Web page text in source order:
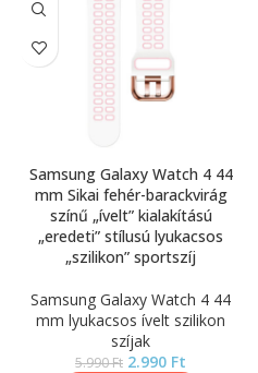
Samsung Galaxy Watch 4 44
mm Sikai fehér-barackvirág
színű „ívelt” kialakítású
„eredeti” stílusú lyukacsos
„szilikon” sportszíj
Samsung Galaxy Watch 4 44
mm lyukacsos ívelt szilikon
szíjak
5.990Ft 2.990 Ft